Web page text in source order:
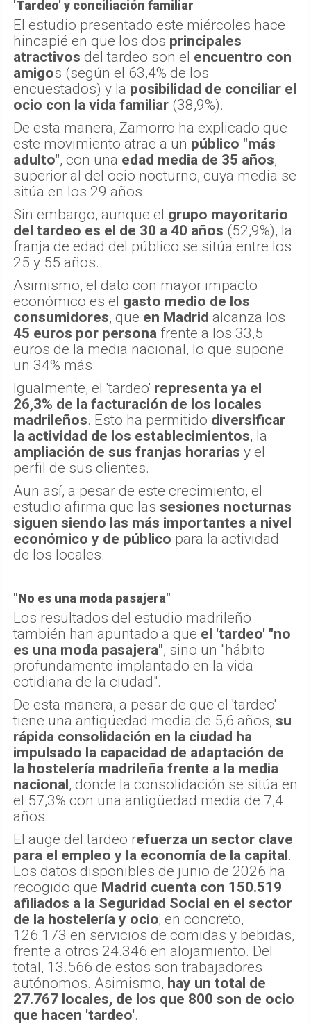
'Tardeo' y conciliación familiar
El estudio presentado este miércoles hace
hincapié en que los dos principales
atractivos del tardeo son el encuentro con
amigos (según el 63,4% de los
encuestados) y la posibilidad de conciliar el
ocio con la vida familiar (38,9%).
De esta manera, Zamorro ha explicado que
este movimiento atrae a un público "más
adulto", con una edad media de 35 años,
superior al del ocio nocturno, cuya media se
sitúa en los 29 años.
Sin embargo, aunque el grupo mayoritario
del tardeo es el de 30 a 40 años (52,9%), la
franja de edad del público se sitúa entre los
25 y 55 años.
Asimismo, el dato con mayor impacto
económico es el gasto medio de los
consumidores, que en Madrid alcanza los
45 euros por persona frente a los 33,5
euros de la media nacional, lo que supone
un 34% más.
Igualmente, el 'tardeo' representa ya el
26,3% de la facturación de los locales
madrileños. Esto ha permitido diversificar
la actividad de los establecimientos, la
ampliación de sus franjas horarias y el
perfil de sus clientes.
Aun así, a pesar de este crecimiento, el
estudio afirma que las sesiones nocturnas
siguen siendo las más importantes a nivel
económico y de público para la actividad
de los locales.
"No es una moda pasajera"
Los resultados del estudio madrileño
también han apuntado a que el 'tardeo' "no
es una moda pasajera", sino un "hábito
profundamente implantado en la vida
cotidiana de la ciudad".
De esta manera, a pesar de que el 'tardeo'
tiene una antigüedad media de 5,6 años, su
rápida consolidación en la ciudad ha
impulsado la capacidad de adaptación de
la hostelería madrileña frente a la media
nacional, donde la consolidación se sitúa en
el 57,3% con una antigüedad media de 7,4
años.
El auge del tardeo refuerza un sector clave
para el empleo y la economía de la capital.
Los datos disponibles de junio de 2026 ha
recogido que Madrid cuenta con 150.519
afiliados a la Seguridad Social en el sector
de la hostelería y ocio; en concreto,
126.173 en servicios de comidas y bebidas,
frente a otros 24.346 en alojamiento. Del
total, 13.566 de estos son trabajadores
autónomos. Asimismo, hay un total de
27.767 locales, de los que 800 son de ocio
que hacen 'tardeo'.